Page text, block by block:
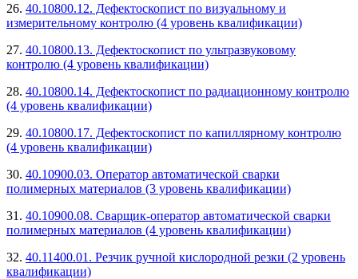
26. 40.10800.12. Дефектоскопист по визуальному и
измерительному контролю (4 уровень квалификации)
27. 40.10800.13. Дефектоскопист по ультразвуковому
контролю (4 уровень квалификации)
28. 40.10800.14. Дефектоскопист по радиационному контролю
(4 уровень квалификации)
29. 40.10800.17. Дефектоскопист по капиллярному контролю
(4 уровень квалификации)
30. 40.10900.03. Оператор автоматической сварки
полимерных материалов (3 уровень квалификации)
31. 40.10900.08. Сварщик-оператор автоматической сварки
полимерных материалов (4 уровень квалификации)
32. 40.11400.01. Резчик ручной кислородной резки (2 уровень
квалификации)